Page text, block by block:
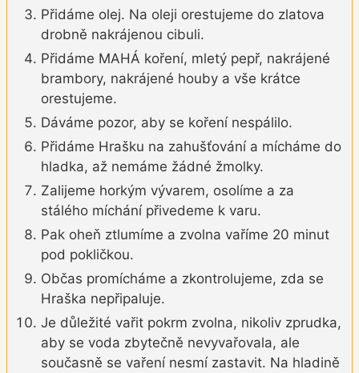
Přidáme olej. Na oleji orestujeme do zlatova
drobně nakrájenou cibuli.
Přidáme MAHÁ koření, mletý pepř, nakrájené
brambory, nakrájené houby a vše krátce
orestujeme.
Dáváme pozor, aby se koření nespálilo.
Přidáme Hrašku na zahušťování a mícháme do
hladka, až nemáme žádné žmolky.
Zalijeme horkým vývarem, osolíme a za
stálého míchání přivedeme k varu.
Pak oheň ztlumíme a zvolna vaříme 20 minut
pod pokličkou.
Občas promícháme a zkontrolujeme, zda se
Hraška nepřipaluje.
Je důležité vařit pokrm zvolna, nikoliv zprudka,
aby se voda zbytečně nevyvařovala, ale
současně se vaření nesmí zastavit. Na hladině